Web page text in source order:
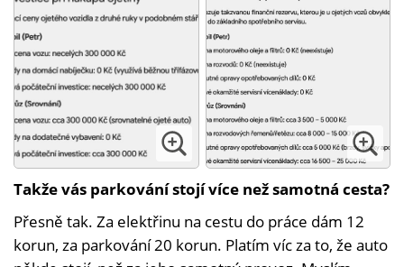
Takže vás parkování stojí více než samotná cesta?
Přesně tak. Za elektřinu na cestu do práce dám 12
korun, za parkování 20 korun. Platím víc za to, že auto